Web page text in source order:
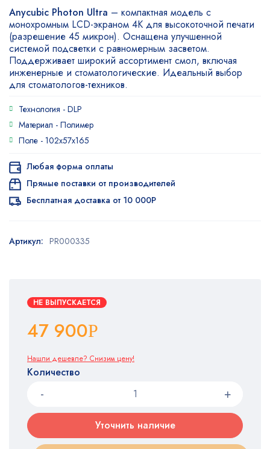
Рейтинг
5.00из 5
на основе
опроса
1
пользователя
Anycubic Photon Ultra – компактная модель с
монохромным LCD-экраном 4K для высокоточной печати
(разрешение 45 микрон). Оснащена улучшенной
системой подсветки с равномерным засветом.
Поддерживает широкий ассортимент смол, включая
инженерные и стоматологические. Идеальный выбор
для стоматологов-техников.
Технология - DLP
Материал - Полимер
Поле - 102х57х165
НЕ ВЫПУСКАЕТСЯ
47 900Р
Нашли дешевле? Снизим цену!
Количество
Уточнить наличие
Любая форма оплаты
Прямые поставки от производителей
Бесплатная доставка от 10 000Р
Артикул: PR000335